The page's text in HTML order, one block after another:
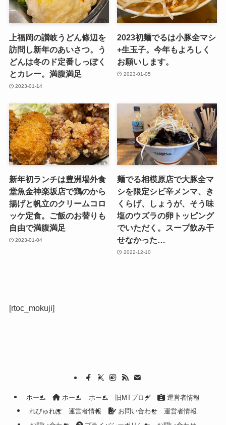
上福岡の讃岐うどん條辺を
訪問し新年のあいさつ。う
どんは冬のド定番しっぽく
とカレー。満腹満足
2023-01-14
2023初麺でるは小豚全マシ
+生玉子。今年もよろしく
お願いします。
2023-01-05
新年初ランチは豊洲場外食
堂魚金神楽坂店で鶏のから
揚げと帆立のクリームコロ
ッケ定食。ご飯のお替りも
自由で満腹満足
2023-01-04
麺でる相模原店で大豚全マ
シを限定シビ辛メンマ、き
くらげ、しょうが、そう味
塩のウズラの卵トッピング
でいただく。スープ飲み干
せなかった…
2022-12-10
[rtoc_mokuji]
ホーム ホーム ホーム 旧MTブログ
運営者情報
れびゅれぽ
運営者情報 お問い合わせ
運営者情報